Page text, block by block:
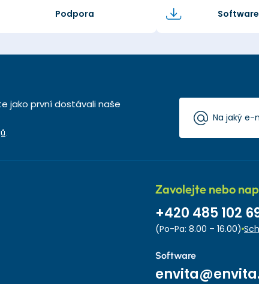
Podpora
jako první dostávali naše
.
Zavolejte nebo
+420 485 102
(Po-Pa: 8.00 – 16.00)
Software